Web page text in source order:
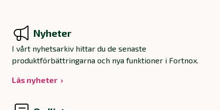
Nyheter
I vårt nyhetsarkiv hittar du de senaste
produktförbättringarna och nya funktioner i Fortnox.
Läs nyheter